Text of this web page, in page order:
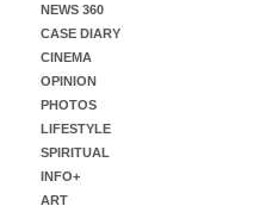
NEWS 360
CASE DIARY
CINEMA
OPINION
PHOTOS
LIFESTYLE
SPIRITUAL
INFO+
ART